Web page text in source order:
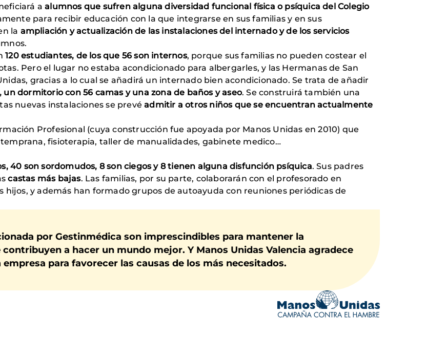
aalumnos que sufren alguna diversidad funcional física o psíquica del Colegio
para recibir educación con la que integrarse en sus familias y en sus
la ampliación y actualización de las instalaciones del internado y de los servicios
120 estudiantes, de los que 56 son internos, porque sus familias no pueden costear el
Pero el lugar no estaba acondicionado para albergarles, y las Hermanas de San
gracias a lo cual se añadirá un internado bien acondicionado. Se trata de añadir
un dormitorio con 56 camas y una zona de baños y aseo. Se construirá también una
nuevas instalaciones se prevéadmitir a otros niños que se encuentran actualmente
Profesional (cuya construcción fue apoyada por Manos Unidas en 2010) que
fisioterapia, taller de manualidades, gabinete medico…
40 son sordomudos, 8 son ciegos y 8 tienen alguna disfunción psíquica. Sus padres
castas más bajas. Las familias, por su parte, colaborarán con el profesorado en
hijos, y además han formado grupos de autoayuda con reuniones periódicas de
por Gestinmédica son imprescindibles para mantener la
a hacer un mundo mejor. Y Manos Unidas Valencia agradece
para favorecer las causas de los más necesitados.